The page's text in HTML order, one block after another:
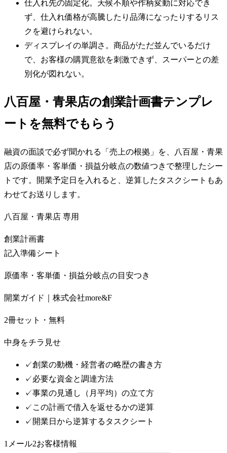
仕入れ先の固定化。天候不順や作柄変動に対応でき
ず、仕入れ価格が高騰したり品薄になったりするリス
クを避けられない。
ディスプレイの単調さ。商品がただ並んでいるだけ
で、お客様の購買意欲を刺激できず、スーパーとの差
別化が図れない。
八百屋・青果店の創業計画書テンプレ
ートを無料でもらう
融資の面談で必ず聞かれる「売上の根拠」を、八百屋・青果
店の原価率・客単価・損益分岐点の数値つきで整理したシー
トです。開業予定日を入れると、逆算したタスクシートもあ
わせてお送りします。
八百屋・青果店 専用
創業計画書
記入準備シート
原価率・客単価・損益分岐点の目安つき
開業ガイド｜株式会社more&F
2冊セット・無料
中身をチラ見せ
✓創業の動機・経営者の略歴の書き方
✓必要な資金と調達方法
✓事業の見通し（月平均）の立て方
✓ この計画で借入を返せるかの逆算
✓ 開業日から逆算するタスクシート
1 メール2お客様情報